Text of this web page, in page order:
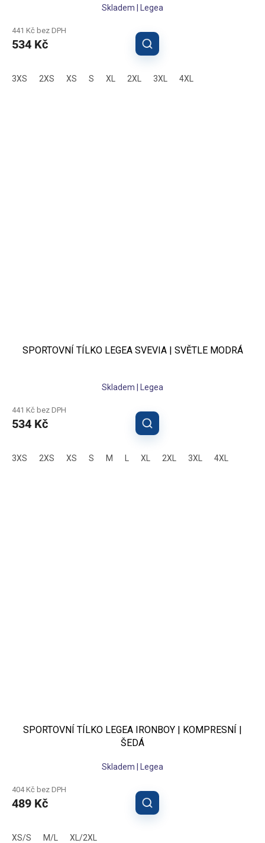
Skladem | Legea
441 Kč bez DPH
534 Kč
3XS 2XS XS S XL 2XL 3XL 4XL
SPORTOVNÍ TÍLKO LEGEA SVEVIA | SVĚTLE MODRÁ
Skladem | Legea
441 Kč bez DPH
534 Kč
3XS 2XS XS S M XL 2XL 3XL 4XL
SPORTOVNÍ TÍLKO LEGEA IRONBOY | KOMPRESNÍ |
ŠEDÁ
Skladem | Legea
404 Kč bez DPH
489 Kč
XS/S M/L XL/2XL